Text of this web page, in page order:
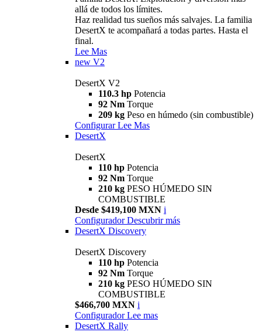
allá de todos los límites.
Haz realidad tus sueños más salvajes. La familia
DesertX te acompañará a todas partes. Hasta el
final.
Lee Mas
new V2
DesertX V2
110.3 hp Potencia
92 Nm Torque
209 kg Peso en húmedo (sin combustible)
Configurar Lee Mas
DesertX
DesertX
110 hp Potencia
92 Nm Torque
210 kg PESO HÚMEDO SIN
COMBUSTIBLE
Desde $419,100 MXN i
Configurador Descubrir más
DesertX Discovery
DesertX Discovery
110 hp Potencia
92 Nm Torque
210 kg PESO HÚMEDO SIN
COMBUSTIBLE
$466,700 MXN i
Configurador Lee mas
DesertX Rally